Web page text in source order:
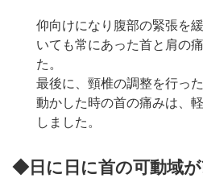
仰向けになり腹部の緊張を
いても常にあった首と肩の
た。
最後に、頸椎の調整を行っ
動かした時の首の痛みは、
しました。
◆日に日に首の可動域